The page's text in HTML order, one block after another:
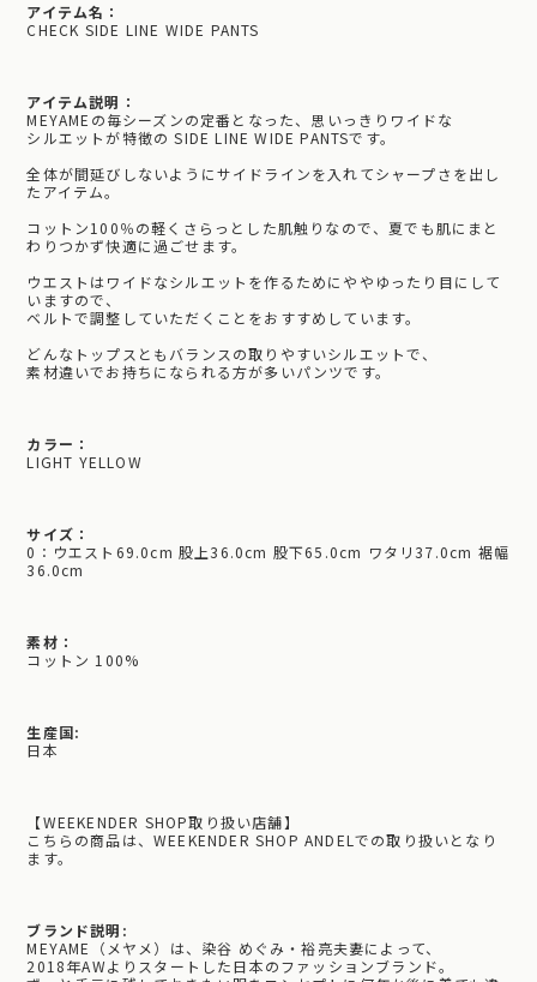
アイテム名：
CHECK SIDE LINE WIDE PANTS
アイテム説明：
MEYAMEの毎シーズンの定番となった、思いっきりワイドな
シルエットが特徴の SIDE LINE WIDE PANTSです。
全体が間延びしないようにサイドラインを入れてシャープさを出し
たアイテム。
コットン100％の軽くさらっとした肌触りなので、夏でも肌にまと
わりつかず快適に過ごせます。
ウエストはワイドなシルエットを作るためにややゆったり目にして
いますので、
ベルトで調整していただくことをおすすめしています。
どんなトップスともバランスの取りやすいシルエットで、
素材違いでお持ちになられる方が多いパンツです。
カラー：
LIGHT YELLOW
サイズ：
0：ウエスト69.0cm 股上36.0cm 股下65.0cm ワタリ37.0cm 裾幅
36.0cm
素材：
コットン 100%
生産国:
日本
【WEEKENDER SHOP取り扱い店舗】
こちらの商品は、WEEKENDER SHOP ANDELでの取り扱いとなり
ます。
ブランド説明:
MEYAME（メヤメ）は、染谷 めぐみ・裕亮夫妻によって、
2018年AWよりスタートした日本のファッションブランド。